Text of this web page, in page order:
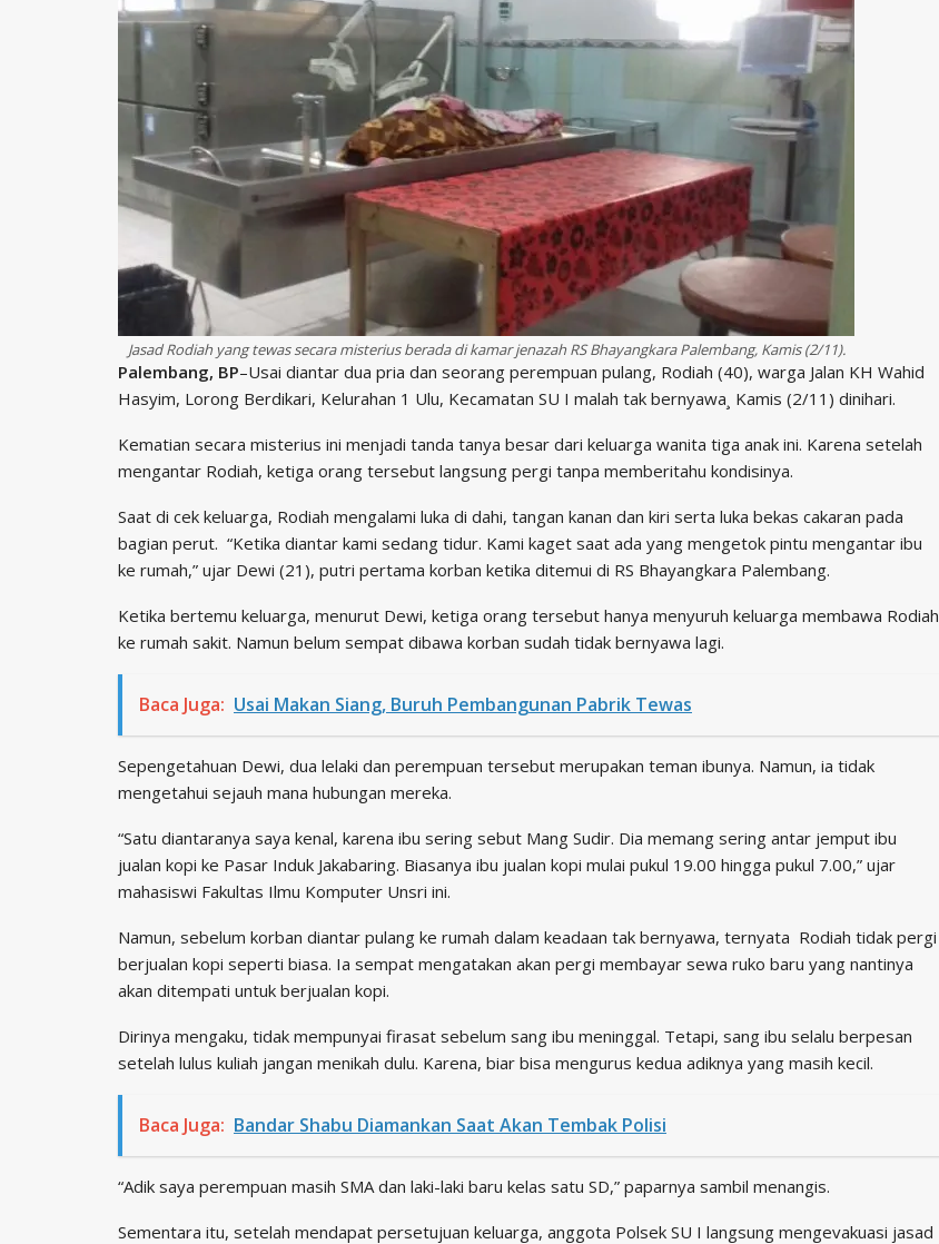
Jasad Rodiah yang tewas secara misterius berada di kamar jenazah RS Bhayangkara Palembang, Kamis (2/11).
Palembang, BP–Usai diantar dua pria dan seorang perempuan pulang, Rodiah (40), warga Jalan KH Wahid
Hasyim, Lorong Berdikari, Kelurahan 1 Ulu, Kecamatan SU I malah tak bernyawa¸ Kamis (2/11) dinihari.
Kematian secara misterius ini menjadi tanda tanya besar dari keluarga wanita tiga anak ini. Karena setelah
mengantar Rodiah, ketiga orang tersebut langsung pergi tanpa memberitahu kondisinya.
Saat di cek keluarga, Rodiah mengalami luka di dahi, tangan kanan dan kiri serta luka bekas cakaran pada
bagian perut. “Ketika diantar kami sedang tidur. Kami kaget saat ada yang mengetok pintu mengantar ibu
ke rumah,” ujar Dewi (21), putri pertama korban ketika ditemui di RS Bhayangkara Palembang.
Ketika bertemu keluarga, menurut Dewi, ketiga orang tersebut hanya menyuruh keluarga membawa Rodiah
ke rumah sakit. Namun belum sempat dibawa korban sudah tidak bernyawa lagi.
Baca Juga: Usai Makan Siang, Buruh Pembangunan Pabrik Tewas
Sepengetahuan Dewi, dua lelaki dan perempuan tersebut merupakan teman ibunya. Namun, ia tidak
mengetahui sejauh mana hubungan mereka.
“Satu diantaranya saya kenal, karena ibu sering sebut Mang Sudir. Dia memang sering antar jemput ibu
jualan kopi ke Pasar Induk Jakabaring. Biasanya ibu jualan kopi mulai pukul 19.00 hingga pukul 7.00,” ujar
mahasiswi Fakultas Ilmu Komputer Unsri ini.
Namun, sebelum korban diantar pulang ke rumah dalam keadaan tak bernyawa, ternyata Rodiah tidak pergi
berjualan kopi seperti biasa. Ia sempat mengatakan akan pergi membayar sewa ruko baru yang nantinya
akan ditempati untuk berjualan kopi.
Dirinya mengaku, tidak mempunyai firasat sebelum sang ibu meninggal. Tetapi, sang ibu selalu berpesan
setelah lulus kuliah jangan menikah dulu. Karena, biar bisa mengurus kedua adiknya yang masih kecil.
Baca Juga: Bandar Shabu Diamankan Saat Akan Tembak Polisi
“Adik saya perempuan masih SMA dan laki-laki baru kelas satu SD,” paparnya sambil menangis.
Sementara itu, setelah mendapat persetujuan keluarga, anggota Polsek SU I langsung mengevakuasi jasad